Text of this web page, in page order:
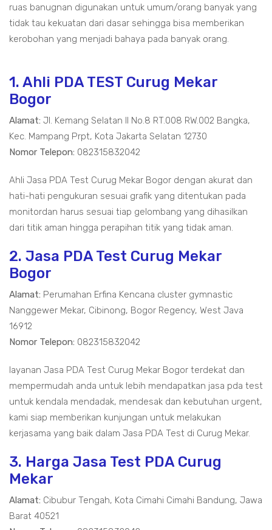
ruas banugnan digunakan untuk umum/orang banyak yang
tidak tau kekuatan dari dasar sehingga bisa memberikan
kerobohan yang menjadi bahaya pada banyak orang.
1. Ahli PDA TEST Curug Mekar
Bogor
Alamat: Jl. Kemang Selatan II No.8 RT.008 RW.002 Bangka,
Kec. Mampang Prpt, Kota Jakarta Selatan 12730
Nomor Telepon: 082315832042
Ahli Jasa PDA Test Curug Mekar Bogor dengan akurat dan
hati-hati pengukuran sesuai grafik yang ditentukan pada
monitordan harus sesuai tiap gelombang yang dihasilkan
dari titik aman hingga perapihan titik yang tidak aman.
2. Jasa PDA Test Curug Mekar
Bogor
Alamat: Perumahan Erfina Kencana cluster gymnastic
Nanggewer Mekar, Cibinong, Bogor Regency, West Java
16912
Nomor Telepon: 082315832042
layanan Jasa PDA Test Curug Mekar Bogor terdekat dan
mempermudah anda untuk lebih mendapatkan jasa pda test
untuk kendala mendadak, mendesak dan kebutuhan urgent,
kami siap memberikan kunjungan untuk melakukan
kerjasama yang baik dalam Jasa PDA Test di Curug Mekar.
3. Harga Jasa Test PDA Curug
Mekar
Alamat: Cibubur Tengah, Kota Cimahi Cimahi Bandung, Jawa
Barat 40521